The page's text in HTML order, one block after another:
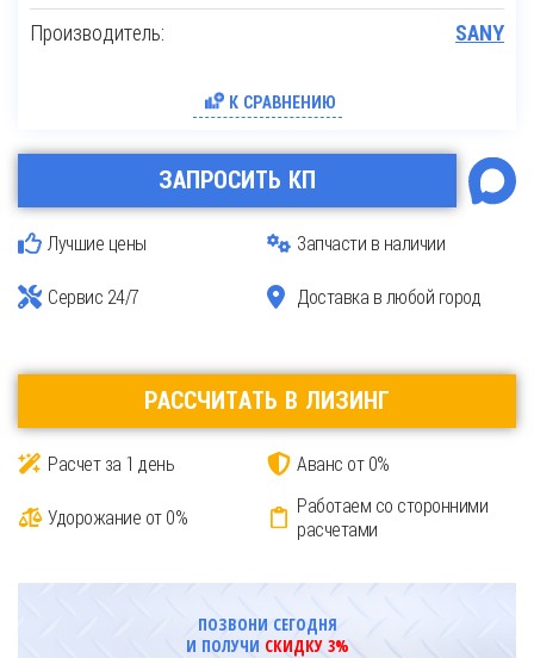
Производитель: SANY
К СРАВНЕНИЮ
ЗАПРОСИТЬ КП
Лучшие цены Запчасти в наличии
Сервис 24/7 Доставка в любой город
РАССЧИТАТЬ В ЛИЗИНГ
Расчет за 1 день Аванс от 0%
Удорожание от 0%
Работаем со сторонними
расчетами
ПОЗВОНИ СЕГОДНЯ
И ПОЛУЧИ СКИДКУ 3%